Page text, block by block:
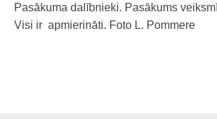
Pasākuma dalībnieki. Pasākums
Visi ir apmierināti. Foto L. Pommere